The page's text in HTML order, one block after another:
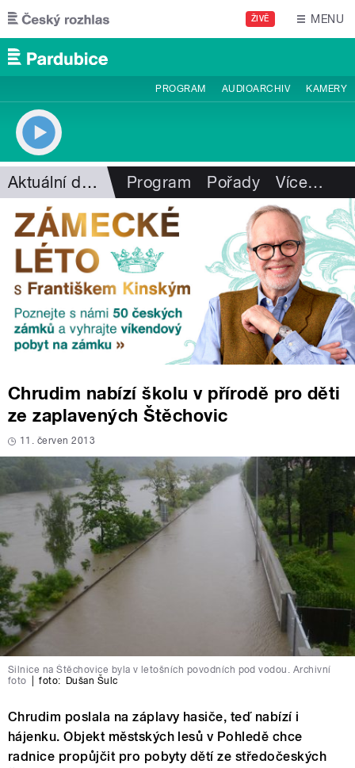
Přejít k hlavnímu obsahu
ŽIVĚ MENU
PROGRAM AUDIOARCHIV KAMERY
Aktuální dění Program Pořady Více…
Chrudim nabízí školu v přírodě pro děti
ze zaplavených Štěchovic
11. červen 2013
Silnice na Štěchovice byla v letošních povodních pod vodou. Archivní
foto
foto: Dušan Šulc
Chrudim poslala na záplavy hasiče, teď nabízí i
hájenku. Objekt městských lesů v Pohledě chce
radnice propůjčit pro pobyty dětí ze středočeských